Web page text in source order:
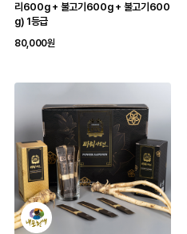
리600g + 불고기600g + 불고기600
g) 1등급
80,000원